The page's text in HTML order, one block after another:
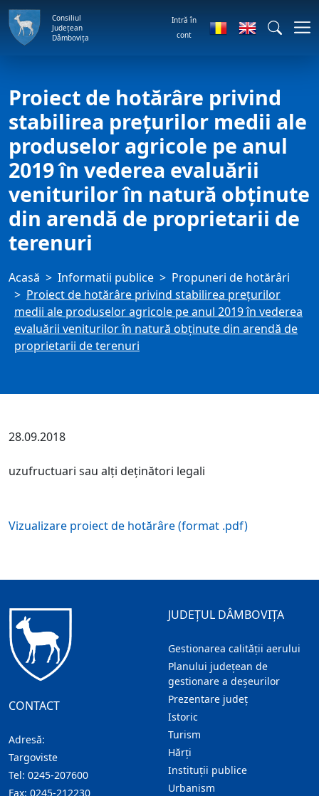
Consiliul
Județean
Dâmbovița
Intră în
cont
Proiect de hotărâre privind
stabilirea preţurilor medii ale
produselor agricole pe anul
2019 în vederea evaluării
veniturilor în natură obţinute
din arendă de proprietarii de
terenuri
Acasă Informatii publice
Propuneri de hotărâri
Proiect de hotărâre privind stabilirea preţurilor
medii ale produselor agricole pe anul 2019 în vederea
evaluării veniturilor în natură obţinute din arendă de
proprietarii de terenuri
28.09.2018
uzufructuari sau alţi deţinători legali
Vizualizare proiect de hotărâre (format .pdf)
CONTACT
Adresă:
Targoviste
Tel: 0245-207600
Fax: 0245-212230
JUDEȚUL DÂMBOVIȚA
Gestionarea calității aerului
Planului județean de
gestionare a deșeurilor
Prezentare judeţ
Istoric
Turism
Hărţi
Instituţii publice
Urbanism